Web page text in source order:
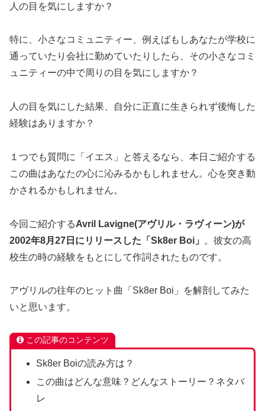
人の目を気にしますか？
特に、小さなコミュニティー、例えばもしあなたが学校に
通っていたり会社に勤めていたりしたら、その小さなコミ
ュニティーの中で周りの目を気にしますか？
人の目を気にした結果、自分に正直に生きられず後悔した
経験はありますか？
１つでも質問に「イエス」と答えるなら、本日ご紹介する
この曲はあなたの心に沁みるかもしれません。心を突き動
かされるかもしれません。
今回ご紹介するAvril Lavigne(アヴリル・ラヴィーン)が
2002年8月27日にリリースした「Sk8er Boi」
。彼女の高
校生の時の経験をもとにして作詞されたものです。
アヴリルの往年のヒット曲「Sk8er Boi」を解剖してみた
いと思います。
この記事のコンテンツ
Sk8er Boiの読み方は？
この曲はどんな意味？どんなストーリー？ネタバ
レ